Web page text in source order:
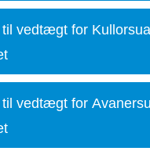
til vedtægt for
til vedtægt for